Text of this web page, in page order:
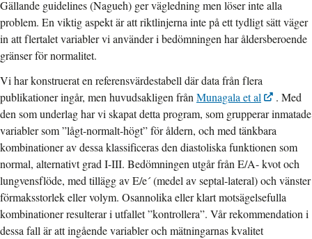
Gällande guidelines (Nagueh) ger vägledning men löser inte alla
problem. En viktig aspekt är att riktlinjerna inte på ett tydligt sätt väger
in att flertalet variabler vi använder i bedömningen har åldersberoende
gränser för normalitet.
Vi har konstruerat en referensvärdestabell där data från flera
publikationer ingår, men huvudsakligen från Munagala et al
. Med
den som underlag har vi skapat detta program, som grupperar inmatade
variabler som ”lågt-normalt-högt” för åldern, och med tänkbara
kombinationer av dessa klassificeras den diastoliska funktionen som
normal, alternativt grad I-III. Bedömningen utgår från E/A- kvot och
lungvensflöde, med tillägg av E/e´ (medel av septal-lateral) och vänster
förmaksstorlek eller volym. Osannolika eller klart motsägelsefulla
kombinationer resulterar i utfallet ”kontrollera”. Vår rekommendation i
dessa fall är att ingående variabler och mätningarnas kvalitet